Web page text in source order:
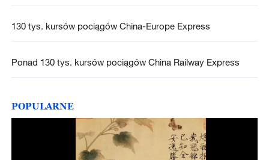
130 tys. kursów pociągów China-Europe Express
Ponad 130 tys. kursów pociągów China Railway Express
POPULARNE